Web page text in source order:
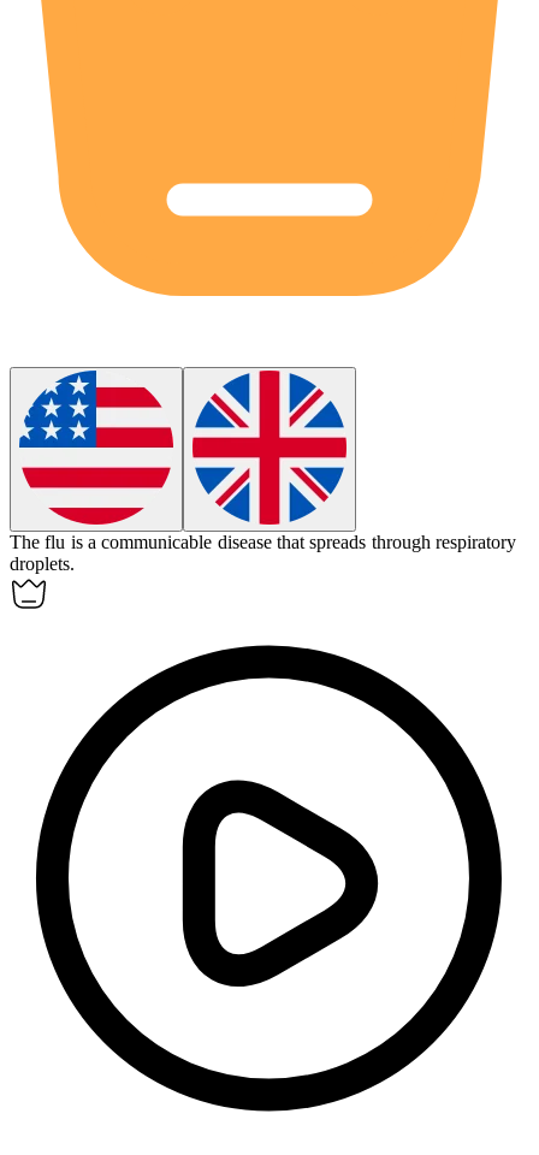
The flu is a communicable disease that spreads through respiratory
droplets.